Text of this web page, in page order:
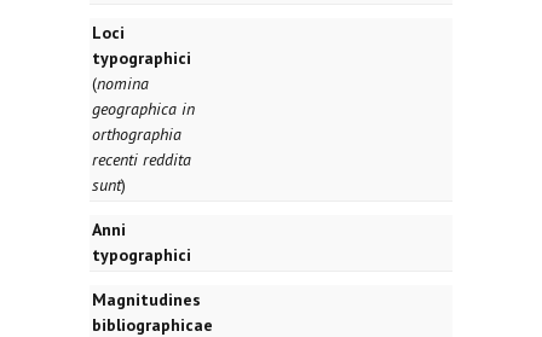
Loci
typographici
(nomina
geographica in
orthographia
recenti reddita
sunt)
Anni
typographici
Magnitudines
bibliographicae